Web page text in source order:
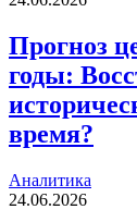
Прогноз
годы:
время?
Аналитика
24.06.2026